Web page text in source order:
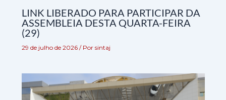
LINK LIBERADO PARA PARTICIPAR DA
ASSEMBLEIA DESTA QUARTA-FEIRA
(29)
29 de julho de 2026 / Por sintaj